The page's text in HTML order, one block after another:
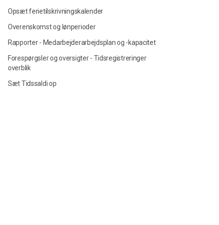
Opsæt ferietilskrivningskalender
Overenskomst og lønperioder
Rapporter - Medarbejderarbejdsplan og -kapacitet
Forespørgsler og oversigter - Tidsregistreringer
overblik
Sæt Tidssaldi op